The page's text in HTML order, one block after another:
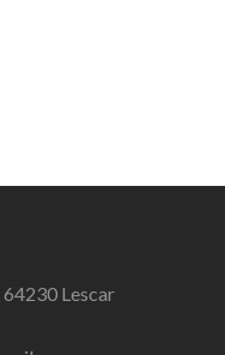
64230 Lescar